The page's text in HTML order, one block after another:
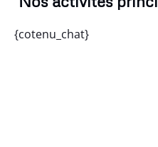
{cotenu_chat}